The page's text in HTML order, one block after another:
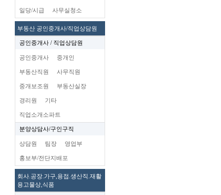
일당/시급 사무실청소
부동산 공인중개사/직업상담원
공인중개사 / 직업상담원
공인중개사 중개인
부동산직원 사무직원
중개보조원 부동산실장
경리원 기타
직업소개소파트
분양상담사/구인구직
상담원 팀장 영업부
홍보부/전단지배포
회사.공장.가구,용접.생산직.재활
용고물상,식품